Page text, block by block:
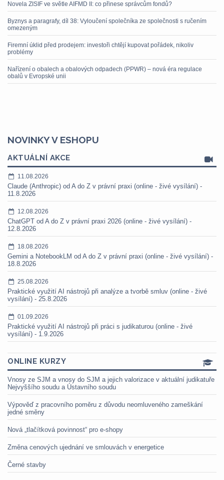
Novela ZISIF ve světle AIFMD II: co přinese správcům fondů?
Byznys a paragrafy, díl 38: Vyloučení společníka ze společnosti s ručením
omezeným
Firemní úklid před prodejem: investoři chtějí kupovat pořádek, nikoliv
problémy
Nařízení o obalech a obalových odpadech (PPWR) – nová éra regulace
obalů v Evropské unii
NOVINKY V ESHOPU
AKTUÁLNÍ AKCE
11.08.2026
Claude (Anthropic) od A do Z v právní praxi (online - živé vysílání) -
11.8.2026
12.08.2026
ChatGPT od A do Z v právní praxi 2026 (online - živé vysílání) -
12.8.2026
18.08.2026
Gemini a NotebookLM od A do Z v právní praxi (online - živé vysílání) -
18.8.2026
25.08.2026
Praktické využití AI nástrojů při analýze a tvorbě smluv (online - živé
vysílání) - 25.8.2026
01.09.2026
Praktické využití AI nástrojů při práci s judikaturou (online - živé
vysílání) - 1.9.2026
ONLINE KURZY
Vnosy ze SJM a vnosy do SJM a jejich valorizace v aktuální judikatuře
Nejvyššího soudu a Ústavního soudu
Výpověď z pracovního poměru z důvodu neomluveného zameškání
jedné směny
Nová „tlačítková povinnost“ pro e-shopy
Změna cenových ujednání ve smlouvách v energetice
Černé stavby